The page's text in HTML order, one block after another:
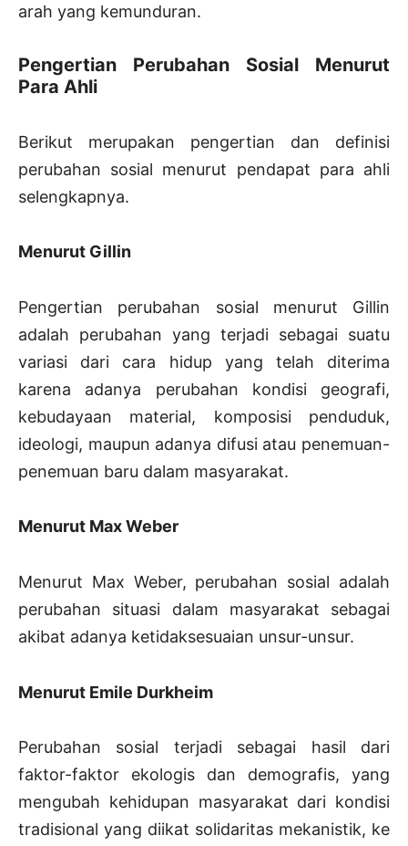
arah yang kemunduran.
Pengertian Perubahan Sosial Menurut
Para Ahli
Berikut merupakan pengertian dan definisi
perubahan sosial menurut pendapat para ahli
selengkapnya.
Menurut Gillin
Pengertian perubahan sosial menurut Gillin
adalah perubahan yang terjadi sebagai suatu
variasi dari cara hidup yang telah diterima
karena adanya perubahan kondisi geografi,
kebudayaan material, komposisi penduduk,
ideologi, maupun adanya difusi atau penemuan-
penemuan baru dalam masyarakat.
Menurut Max Weber
Menurut Max Weber, perubahan sosial adalah
perubahan situasi dalam masyarakat sebagai
akibat adanya ketidaksesuaian unsur-unsur.
Menurut Emile Durkheim
Perubahan sosial terjadi sebagai hasil dari
faktor-faktor ekologis dan demografis, yang
mengubah kehidupan masyarakat dari kondisi
tradisional yang diikat solidaritas mekanistik, ke